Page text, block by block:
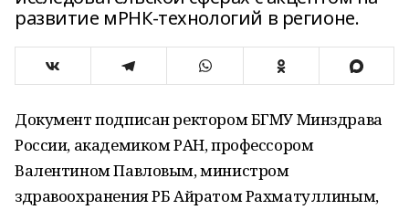
развитие мРНК-технологий в регионе.
Документ подписан ректором БГМУ Минздрава
России, академиком РАН, профессором
Валентином Павловым, министром
здравоохранения РБ Айратом Рахматуллиным,